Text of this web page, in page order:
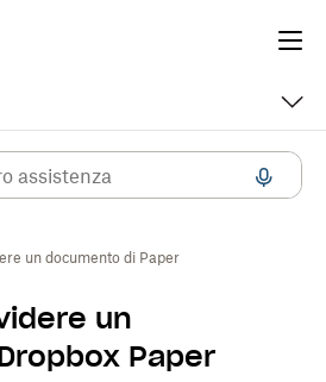
un documento di Paper
un
Paper